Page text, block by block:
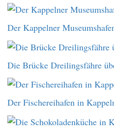
Der Kappelner
Die Brücke Dreilingsfähre
Der Fischereihafen in